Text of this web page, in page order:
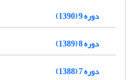
دوره 9 (1390)
دوره 8 (1389)
دوره 7 (1388)